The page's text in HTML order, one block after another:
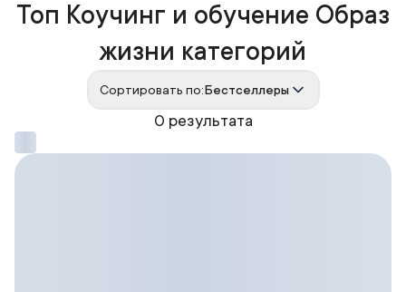
0 результата
Топ Коучинг и обучение Образ
жизни категорий
Сортировать по:Бестселлеры